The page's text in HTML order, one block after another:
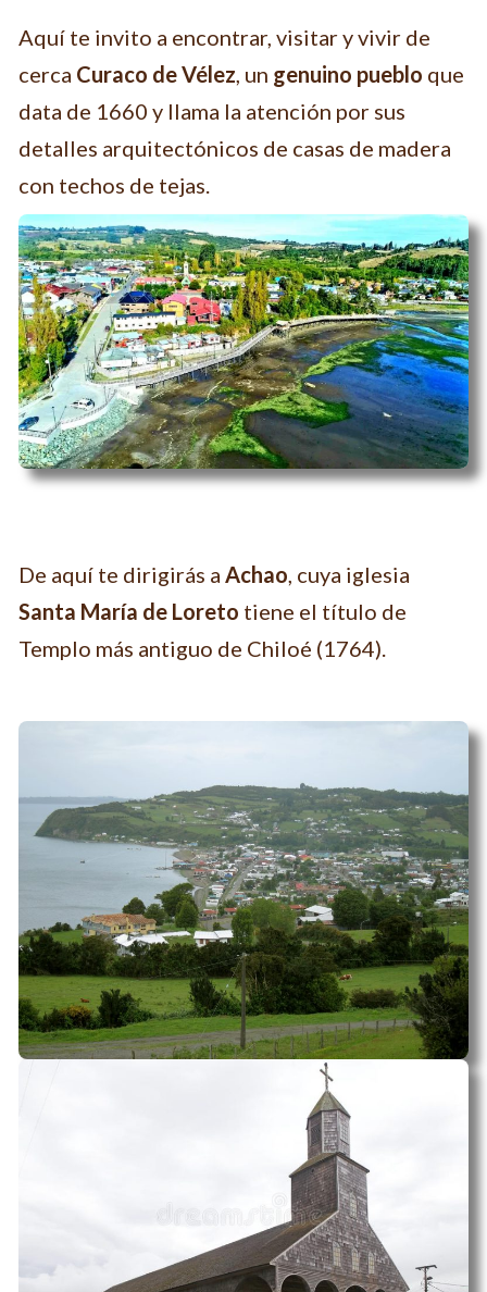
Aquí te invito a encontrar, visitar y vivir de
cerca Curaco de Vélez, un genuino pueblo que
data de 1660 y llama la atención por sus
detalles arquitectónicos de casas de madera
con techos de tejas.
De aquí te dirigirás a Achao, cuya iglesia
Santa María de Loreto tiene el título de
Templo más antiguo de Chiloé (1764).